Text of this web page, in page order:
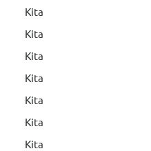
Kita
Kita
Kita
Kita
Kita
Kita
Kita